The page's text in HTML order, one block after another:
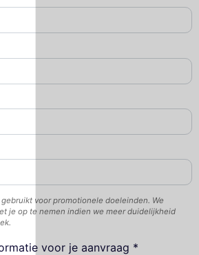
voor promotionele doeleinden. We
je op te nemen indien we meer duidelijkheid
voor je aanvraag *